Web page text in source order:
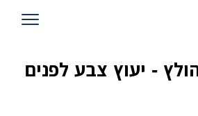
- יעוץ צבע לפנים